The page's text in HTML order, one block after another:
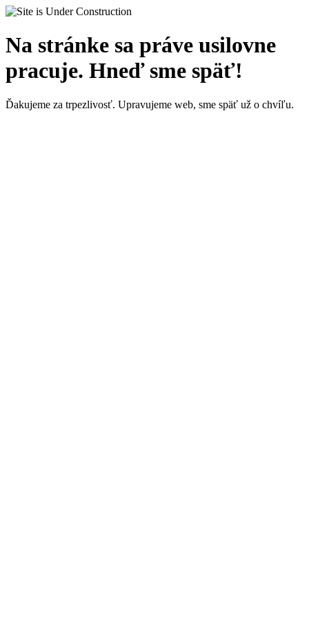
Na stránke sa práve usilovne
pracuje. Hneď sme späť!
Ďakujeme za trpezlivosť. Upravujeme web, sme späť už o chvíľu.